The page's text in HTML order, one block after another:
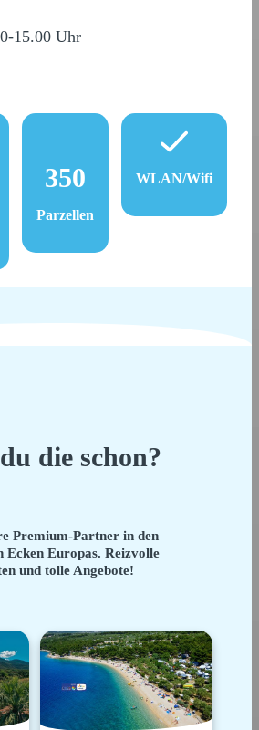
15.00 Uhr
350
Parzellen
WLAN/Wifi
die schon?
Premium-Partner in den
Ecken Europas. Reizvolle
und tolle Angebote!